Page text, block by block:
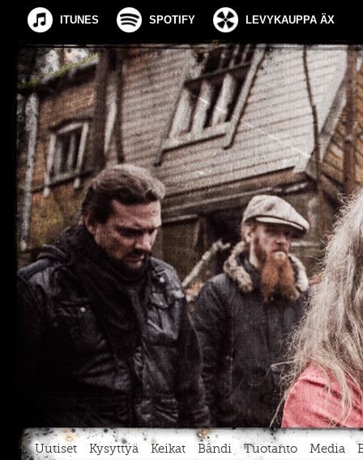
ITUNES SPOTIFY LEVYKAUPPA ÄX
Uutiset Kysyttyä Keikat Bändi Tuotanto Media